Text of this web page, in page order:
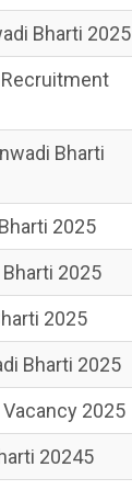
Bharti 2025
Bharti
2025
2025
2025
Bharti 2025
2025
20245